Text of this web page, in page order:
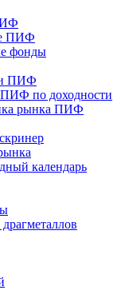
ПИФ
фонды
ПИФ
по доходности
рынка ПИФ
календарь